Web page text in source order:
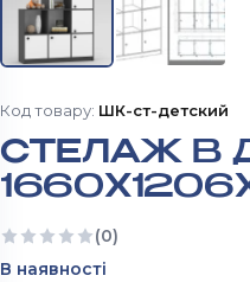
Код товару: ШК-ст-детский
СТЕЛАЖ В
(0)
Ще немає відгуків
В наявності